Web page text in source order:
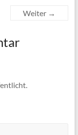
Weiter →